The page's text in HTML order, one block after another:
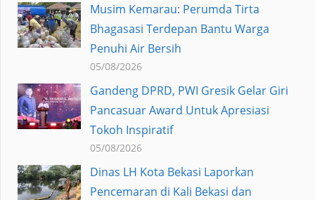
Musim Kemarau: Perumda Tirta
Bhagasasi Terdepan Bantu Warga
Penuhi Air Bersih
05/08/2026
Gandeng DPRD, PWI Gresik Gelar Giri
Pancasuar Award Untuk Apresiasi
Tokoh Inspiratif
05/08/2026
Dinas LH Kota Bekasi Laporkan
Pencemaran di Kali Bekasi dan